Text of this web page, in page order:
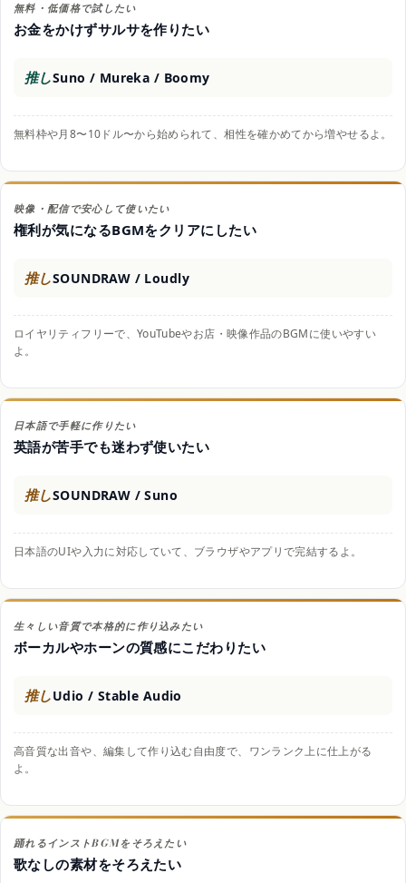
無料・低価格で試したい
お金をかけずサルサを作りたい
推しSuno / Mureka / Boomy
無料枠や月8〜10ドル〜から始められて、相性を確かめてから増やせるよ。
映像・配信で安心して使いたい
権利が気になるBGMをクリアにしたい
推しSOUNDRAW / Loudly
ロイヤリティフリーで、YouTubeやお店・映像作品のBGMに使いやすい
よ。
日本語で手軽に作りたい
英語が苦手でも迷わず使いたい
推しSOUNDRAW / Suno
日本語のUIや入力に対応していて、ブラウザやアプリで完結するよ。
生々しい音質で本格的に作り込みたい
ボーカルやホーンの質感にこだわりたい
推しUdio / Stable Audio
高音質な出音や、編集して作り込む自由度で、ワンランク上に仕上がる
よ。
踊れるインストBGMをそろえたい
歌なしの素材をそろえたい